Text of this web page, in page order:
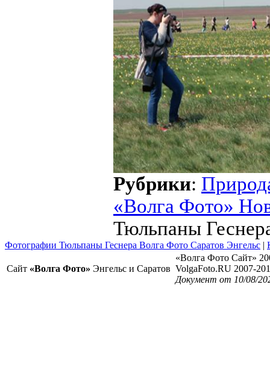
Рубрики:
«Волга Фото»
Тюльпаны
Фотографии Тюльпаны Геснера Волга Фото Саратов Энгельс |
Сайт «Волга Фото» Энгельс и Саратов
«Волга Фото Сайт»
VolgaFoto.RU 2007-
Документ от 10/08/